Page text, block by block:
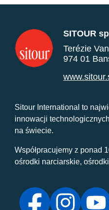
SITOUR
Terézie
974 01
Sitour International to
innowacji
na świecie.
Współpracujemy z ponad
ośrodki narciarskie,